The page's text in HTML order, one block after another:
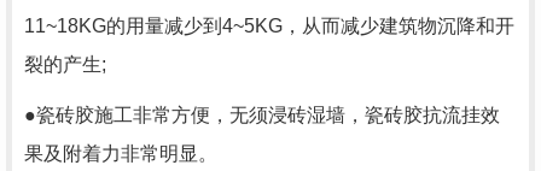
11~18KG的用量减少到4~5KG，从而减少建筑物沉降和开
裂的产生;
●瓷砖胶施工非常方便，无须浸砖湿墙，瓷砖胶抗流挂效
果及附着力非常明显。